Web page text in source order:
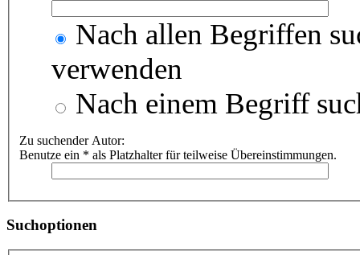
Nach allen Begriffen
verwenden
Nach einem Begriff
Zu suchender Autor:
Benutze ein * als Platzhalter für teilweise Übereinstimmungen.
Suchoptionen